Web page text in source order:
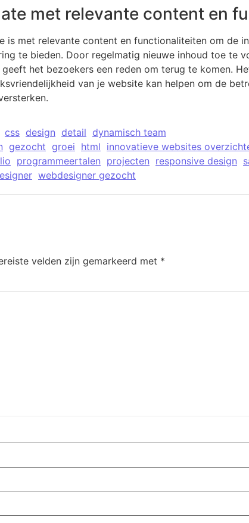
met relevante content en
met relevante content en functionaliteiten om de
te bieden. Door regelmatig nieuwe inhoud toe te
het bezoekers een reden om terug te komen.
van je website kan helpen om de
css design detail dynamisch team
gezocht groei html innovatieve websites
programmeertalen projecten responsive design
webdesigner gezocht
velden zijn gemarkeerd met *